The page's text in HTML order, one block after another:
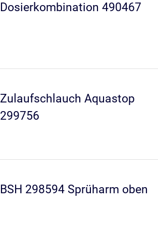
Dosierkombination 490467
Zulaufschlauch Aquastop
299756
BSH 298594 Sprüharm oben